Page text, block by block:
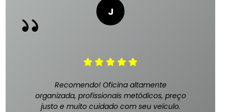
Recomendo! Oficina altamente
organizada, profissionais metódicos, preço
justo e muito cuidado com seu veículo.